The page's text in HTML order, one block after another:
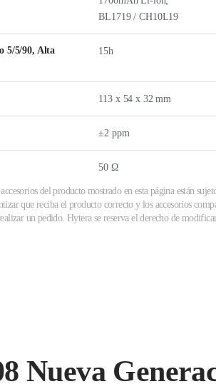
BL1719 / CH10L19
5/5/90, Alta
15h
113 x 54 x 32 mm
±2 ppm
50 Ω
del producto mostrado en esta página están
que reciba el producto correcto y los accesorios
un pedido. Hytera se reserva el derecho de
Nueva